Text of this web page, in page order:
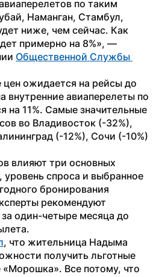
по таким
Наманган, Стамбул,
ниже, чем сейчас. Как
примерно на 8%», —
Общественной Службы
ожидается на рейсы до
внутренние авиаперелеты по
на 11%. Самые значительные
во Владивосток (-32%),
(-12%), Сочи (-10%)
влияют три основных
уровень спроса и выбранное
бронирования
рекомендуют
один-четыре месяца до
, что жительница Надыма
получить льготные
«Морошка». Все потому, что